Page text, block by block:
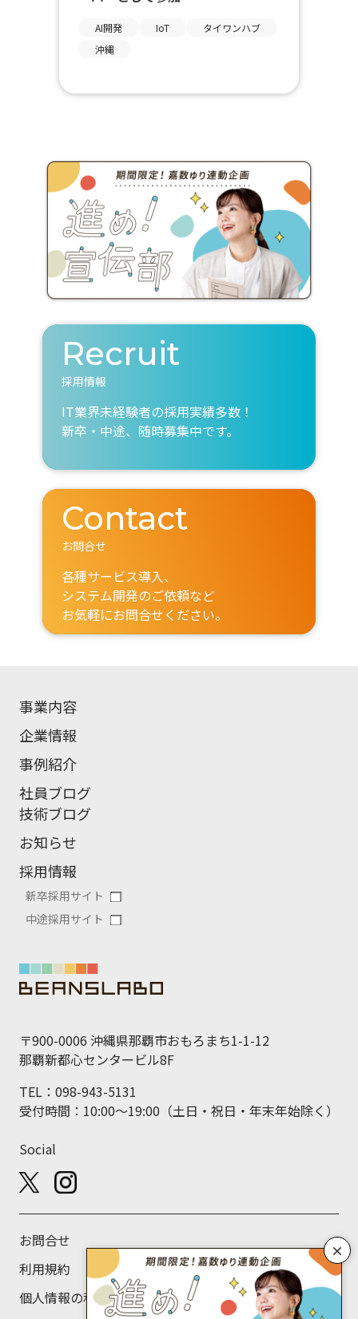
×
AI開発 IoT
タイワンハブ
沖縄
Recruit
採用情報
IT業界未経験者の採用実績多数！
新卒・中途、随時募集中です。
Contact
お問合せ
各種サービス導入、
システム開発のご依頼など
お気軽にお問合せください。
事業内容
企業情報
事例紹介
社員ブログ
技術ブログ
お知らせ
採用情報
新卒採用サイト
中途採用サイト
〒900-0006 沖縄県那覇市おもろまち1-1-12
那覇新都心センタービル8F
TEL：098-943-5131
受付時間：10:00～19:00（土日・祝日・年末年始除く）
Social
お問合せ
利用規約
個人情報の利用目的について